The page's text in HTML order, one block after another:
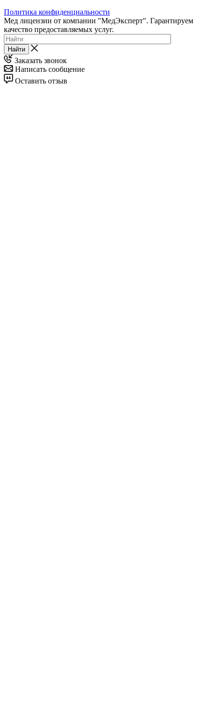
Политика конфиденциальности
Мед лицензии от компании "МедЭксперт". Гарантируем
качество предоставляемых услуг.
Найти
Заказать звонок
Написать сообщение
Оставить отзыв